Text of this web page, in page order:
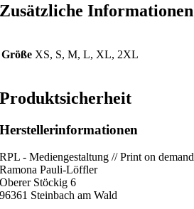
Zusätzliche Informationen
Größe XS, S, M, L, XL, 2XL
Produktsicherheit
Herstellerinformationen
RPL - Mediengestaltung // Print on demand
Ramona Pauli-Löffler
Oberer Stöckig 6
96361 Steinbach am Wald